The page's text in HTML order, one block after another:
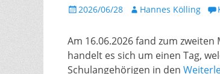
Gepostet
2026/06/28 AutorHannes Kölling
Am 16.06.2026 fand zum
handelt es sich um einen Tag,
Schulangehörigen in den